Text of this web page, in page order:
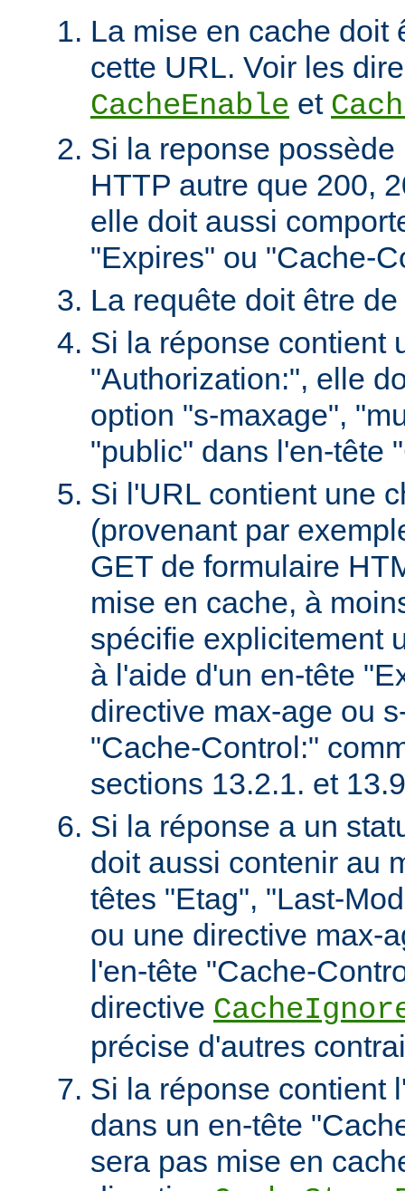
La mise en cache doit
cette URL. Voir les
CacheEnable et
Si la reponse
HTTP autre que 200,
elle doit aussi
"Expires" ou "Cache-
La requête doit être
Si la réponse contient
"Authorization:", elle
option "s-maxage",
"public" dans l'en-tête
Si l'URL contient une
(provenant par
GET de formulaire
mise en cache, à
spécifie explicitement
à l'aide d'un en-tête
directive max-age ou
"Cache-Control:"
sections 13.2.1. et
Si la réponse a un
doit aussi contenir au
têtes "Etag", "Last-
ou une directive max-
l'en-tête "Cache-
directive
précise d'autres
Si la réponse contient
dans un en-tête
sera pas mise en